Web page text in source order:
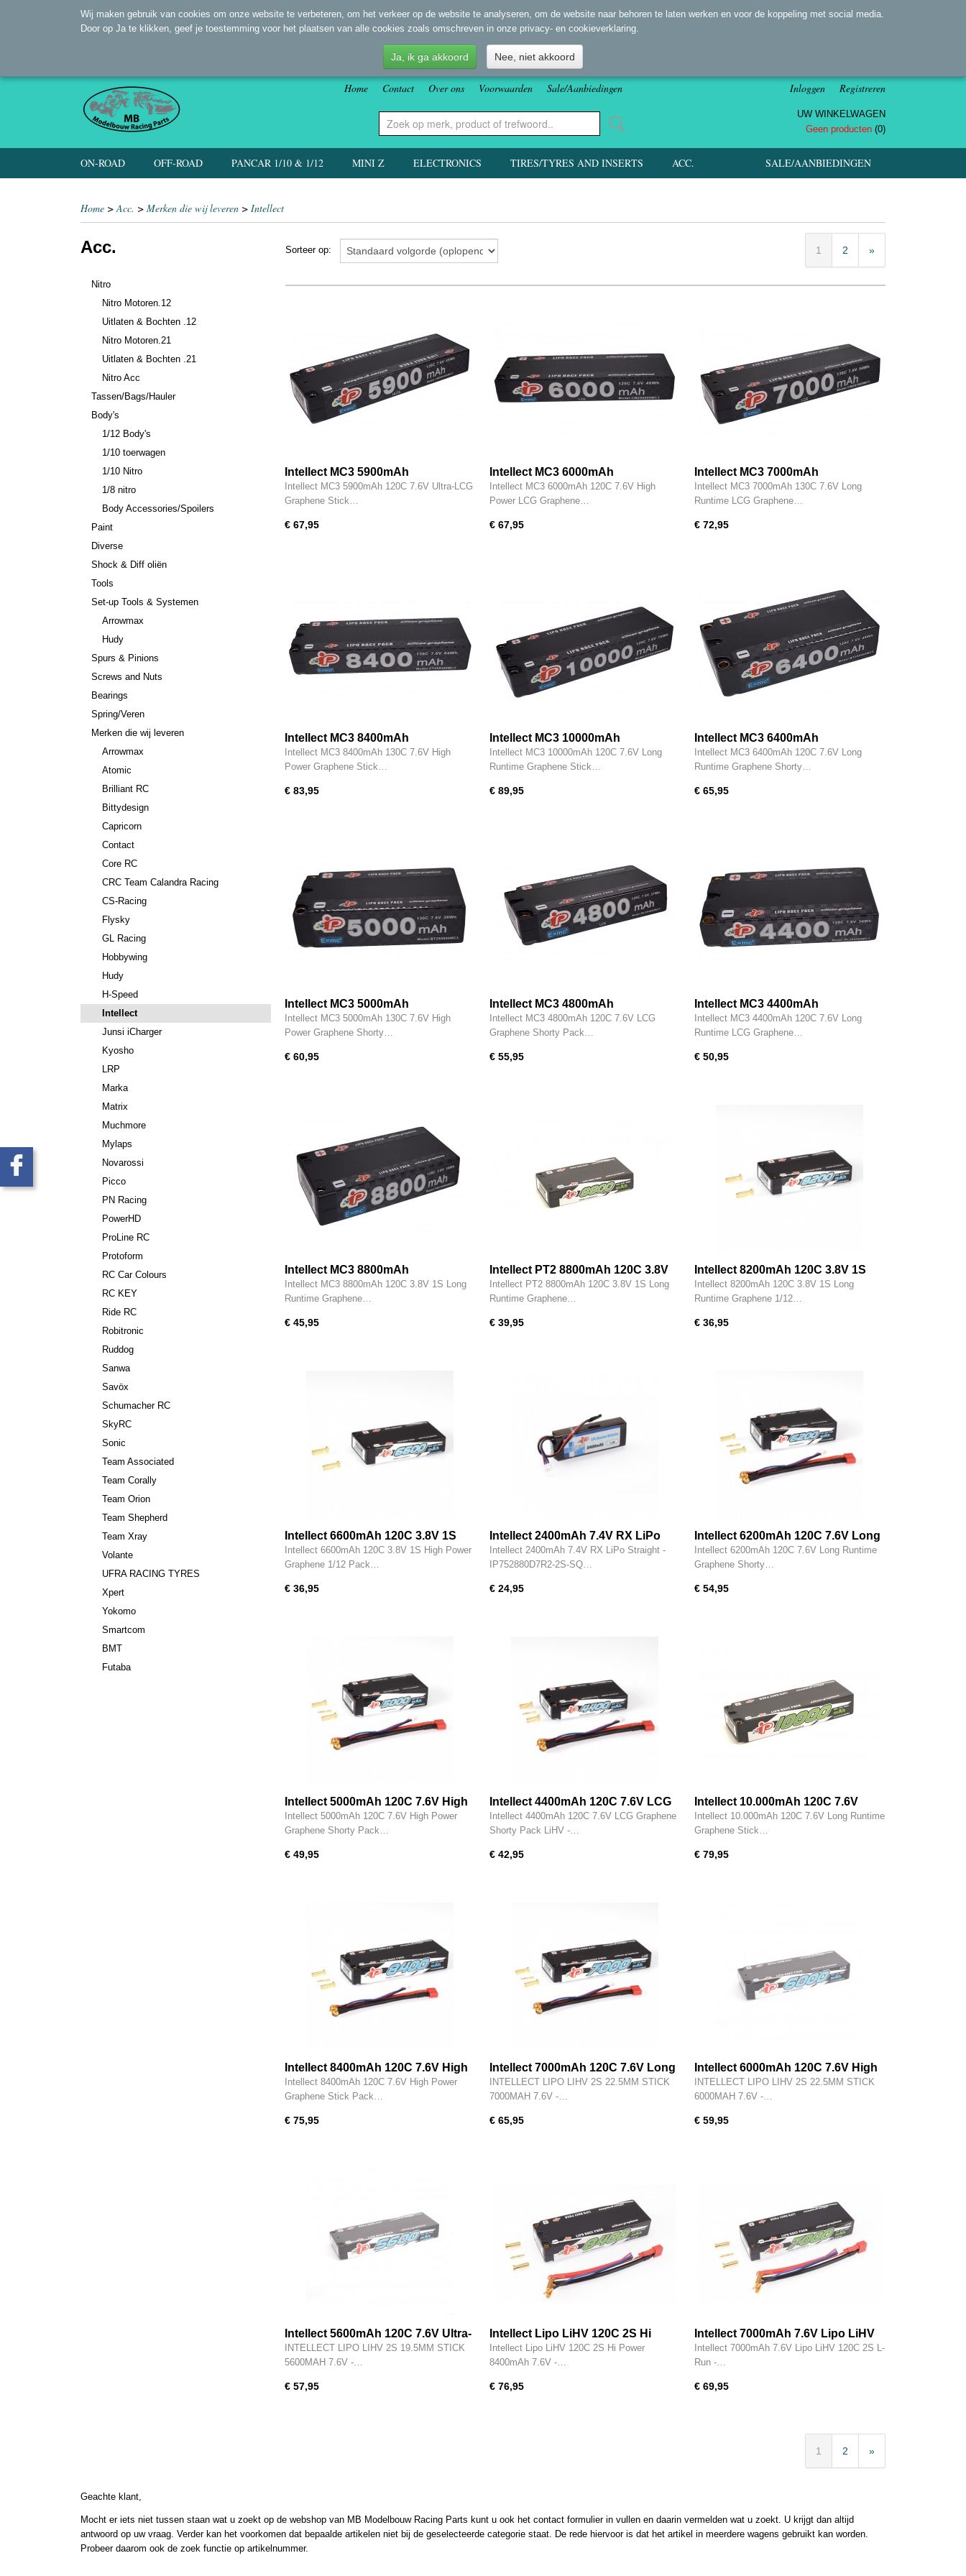
Home Contact Over ons Voorwaarden Sale/Aanbiedingen Inloggen Registreren
UW WINKELWAGEN
Geen producten (0)
SALE/AANBIEDINGEN
ON-ROAD OFF-ROAD PANCAR 1/10 & 1/12 MINI Z ELECTRONICS TIRES/TYRES AND INSERTS ACC.
Home >Acc. > Merken die wij leveren > Intellect
Acc.
Nitro
Nitro Motoren.12
Uitlaten & Bochten .12
Nitro Motoren.21
Uitlaten & Bochten .21
Nitro Acc
Tassen/Bags/Hauler
Body's
1/12 Body's
1/10 toerwagen
1/10 Nitro
1/8 nitro
Body Accessories/Spoilers
Paint
Diverse
Shock & Diff oliën
Tools
Set-up Tools & Systemen
Arrowmax
Hudy
Spurs & Pinions
Screws and Nuts
Bearings
Spring/Veren
Merken die wij leveren
Arrowmax
Atomic
Brilliant RC
Bittydesign
Capricorn
Contact
Core RC
CRC Team Calandra Racing
CS-Racing
Flysky
GL Racing
Hobbywing
Hudy
H-Speed
Intellect
Junsi iCharger
Kyosho
LRP
Marka
Matrix
Muchmore
Mylaps
Novarossi
Picco
PN Racing
PowerHD
ProLine RC
Protoform
RC Car Colours
RC KEY
Ride RC
Robitronic
Ruddog
Sanwa
Savöx
Schumacher RC
SkyRC
Sonic
Team Associated
Team Corally
Team Orion
Team Shepherd
Team Xray
Volante
UFRA RACING TYRES
Xpert
Yokomo
Smartcom
BMT
Futaba
Sorteer op: 1 2 »
Intellect MC3 5900mAh
Intellect MC3 5900mAh 120C 7.6V Ultra-LCG
Graphene Stick…
€ 67,95
Intellect MC3 6000mAh
Intellect MC3 6000mAh 120C 7.6V High
Power LCG Graphene…
€ 67,95
Intellect MC3 7000mAh
Intellect MC3 7000mAh 130C 7.6V Long
Runtime LCG Graphene…
€ 72,95
Intellect MC3 8400mAh
Intellect MC3 8400mAh 130C 7.6V High
Power Graphene Stick…
€ 83,95
Intellect MC3 10000mAh
Intellect MC3 10000mAh 120C 7.6V Long
Runtime Graphene Stick…
€ 89,95
Intellect MC3 6400mAh
Intellect MC3 6400mAh 120C 7.6V Long
Runtime Graphene Shorty…
€ 65,95
Intellect MC3 5000mAh
Intellect MC3 5000mAh 130C 7.6V High
Power Graphene Shorty…
€ 60,95
Intellect MC3 4800mAh
Intellect MC3 4800mAh 120C 7.6V LCG
Graphene Shorty Pack…
€ 55,95
Intellect MC3 4400mAh
Intellect MC3 4400mAh 120C 7.6V Long
Runtime LCG Graphene…
€ 50,95
Intellect MC3 8800mAh
Intellect MC3 8800mAh 120C 3.8V 1S Long
Runtime Graphene…
€ 45,95
Intellect PT2 8800mAh 120C 3.8V
1S Long Runtime Graphene 1/12
Pack LiHV
Intellect PT2 8800mAh 120C 3.8V 1S Long
Runtime Graphene…
€ 39,95
Intellect 8200mAh 120C 3.8V 1S
Long Runtime Graphene 1/12 Pack
LiHV - IPCC1S8200PT1
Intellect 8200mAh 120C 3.8V 1S Long
Runtime Graphene 1/12…
€ 36,95
Intellect 6600mAh 120C 3.8V 1S
High Power Graphene 1/12 Pack
LiHV - IPCC1S6600PT1
Intellect 6600mAh 120C 3.8V 1S High Power
Graphene 1/12 Pack…
€ 36,95
Intellect 2400mAh 7.4V RX LiPo
Straight - IP752880D7R2-2S-SQ
Intellect 2400mAh 7.4V RX LiPo Straight -
IP752880D7R2-2S-SQ…
€ 24,95
Intellect 6200mAh 120C 7.6V Long
Runtime Graphene Shorty Pack
LiHV - IPBG2S6200PT1
Intellect 6200mAh 120C 7.6V Long Runtime
Graphene Shorty…
€ 54,95
Intellect 5000mAh 120C 7.6V High
Power Graphene Shorty Pack LiHV
- IPBG2S5000PT1
Intellect 5000mAh 120C 7.6V High Power
Graphene Shorty Pack…
€ 49,95
Intellect 4400mAh 120C 7.6V LCG
Graphene Shorty Pack LiHV -
IPBG2S4400PT1
Intellect 4400mAh 120C 7.6V LCG Graphene
Shorty Pack LiHV -…
€ 42,95
Intellect 10.000mAh 120C 7.6V
Long Runtime Graphene Stick
Pack LiHV - IPCC2S10000PT1
Intellect 10.000mAh 120C 7.6V Long Runtime
Graphene Stick…
€ 79,95
Intellect 8400mAh 120C 7.6V High
Power Graphene Stick Pack LiHV -
IPCC2S8400PT1
Intellect 8400mAh 120C 7.6V High Power
Graphene Stick Pack…
€ 75,95
Intellect 7000mAh 120C 7.6V Long
Runtime LCG Graphene Stick Pack
LiHV - IPCC2S7000PT1
INTELLECT LIPO LIHV 2S 22.5MM STICK
7000MAH 7.6V -…
€ 65,95
Intellect 6000mAh 120C 7.6V High
Power LCG Graphene Stick Pack
LiHV - IPCC2S6000PT1
INTELLECT LIPO LIHV 2S 22.5MM STICK
6000MAH 7.6V -…
€ 59,95
Intellect 5600mAh 120C 7.6V Ultra-
LCG Graphene Stick Pack LiHV -
IPCC2S5600PT1
INTELLECT LIPO LIHV 2S 19.5MM STICK
5600MAH 7.6V -…
€ 57,95
Intellect Lipo LiHV 120C 2S Hi
Power 8400mAh 7.6V -
IPCC2S8400HV4
Intellect Lipo LiHV 120C 2S Hi Power
8400mAh 7.6V -…
€ 76,95
Intellect 7000mAh 7.6V Lipo LiHV
120C 2S L-Run - IPCC2S7000HV4
Intellect 7000mAh 7.6V Lipo LiHV 120C 2S L-
Run -…
€ 69,95
1 2 »
Geachte klant,
Mocht er iets niet tussen staan wat u zoekt op de webshop van MB Modelbouw Racing Parts kunt u ook het contact formulier in vullen en daarin vermelden wat u zoekt. U krijgt dan altijd
antwoord op uw vraag. Verder kan het voorkomen dat bepaalde artikelen niet bij de geselecteerde categorie staat. De rede hiervoor is dat het artikel in meerdere wagens gebruikt kan worden.
Probeer daarom ook de zoek functie op artikelnummer.
Wij maken gebruik van cookies om onze website te verbeteren, om het verkeer op de website te analyseren, om de website naar behoren te laten werken en voor de koppeling met social media.
Door op Ja te klikken, geef je toestemming voor het plaatsen van alle cookies zoals omschreven in onze privacy- en cookieverklaring.
Ja, ik ga akkoord Nee, niet akkoord